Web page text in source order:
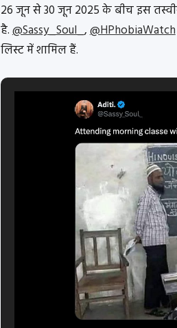
26 जून से 30 जून 2025 के बीच इस
है.@Sassy_Soul_,@HPhobiaWatch
लिस्ट में शामिल हैं.